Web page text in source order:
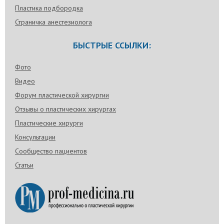
Пластика подбородка
Страничка анестезиолога
БЫСТРЫЕ ССЫЛКИ:
Фото
Видео
Форум пластической хирургии
Отзывы о пластических хирургах
Пластические хирурги
Консультации
Сообщество пациентов
Статьи